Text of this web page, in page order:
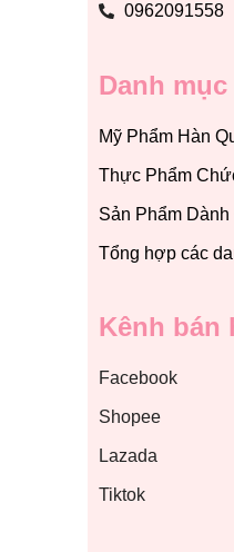
0962091558
Danh mục
Mỹ Phẩm Hàn
Thực Phẩm
Sản Phẩm
Tổng hợp các
Kênh bán
Facebook
Shopee
Lazada
Tiktok